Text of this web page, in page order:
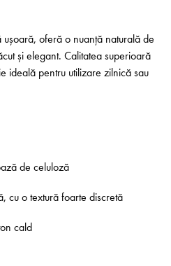
oferă o nuanță naturală de
și elegant. Calitatea superioară
ideală pentru utilizare zilnică sau
de celuloză
cu o textură foarte discretă
cald